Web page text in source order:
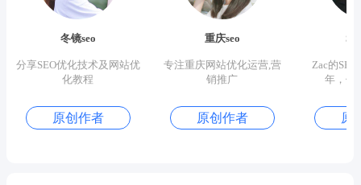
冬镜seo
分享SEO优化技术及网站优
化教程
原创作者
重庆seo
专注重庆网站优化运营,营
销推广
原创作者
Zac的
年，优
原